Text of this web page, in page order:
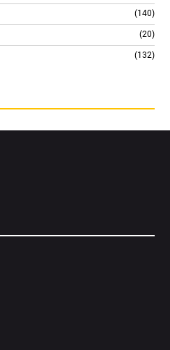
(140)
(20)
(132)